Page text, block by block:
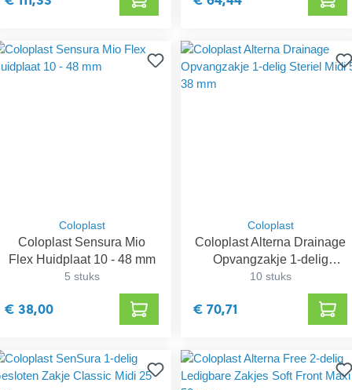
Coloplast
Coloplast Sensura Mio
Flex Huidplaat 10 - 48 mm
5 stuks
€ 38,00
Coloplast
Coloplast Alterna Drainage
Opvangzakje 1-delig
Steriel Midi 5-38 mm
10 stuks
€ 70,71